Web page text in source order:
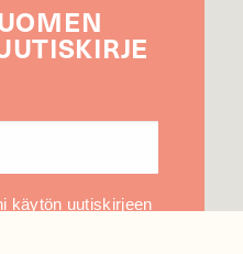
käytön uutiskirjeen